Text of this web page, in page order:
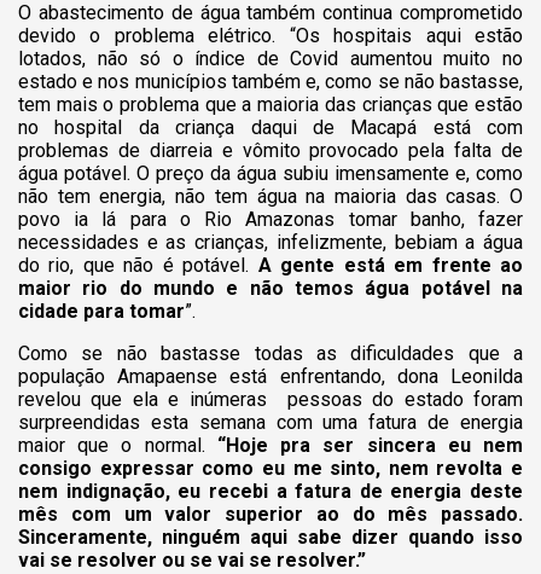
O abastecimento de água também continua comprometido
devido o problema elétrico. “Os hospitais aqui estão
lotados, não só o índice de Covid aumentou muito no
estado e nos municípios também e, como se não bastasse,
tem mais o problema que a maioria das crianças que estão
no hospital da criança daqui de Macapá está com
problemas de diarreia e vômito provocado pela falta de
água potável. O preço da água subiu imensamente e, como
não tem energia, não tem água na maioria das casas. O
povo ia lá para o Rio Amazonas tomar banho, fazer
necessidades e as crianças, infelizmente, bebiam a água
do rio, que não é potável. A gente está em frente ao
maior rio do mundo e não temos água potável na
cidade para tomar”.
Como se não bastasse todas as dificuldades que a
população Amapaense está enfrentando, dona Leonilda
revelou que ela e inúmeras pessoas do estado foram
surpreendidas esta semana com uma fatura de energia
maior que o normal. “Hoje pra ser sincera eu nem
consigo expressar como eu me sinto, nem revolta e
nem indignação, eu recebi a fatura de energia deste
mês com um valor superior ao do mês passado.
Sinceramente, ninguém aqui sabe dizer quando isso
vai se resolver ou se vai se resolver.”